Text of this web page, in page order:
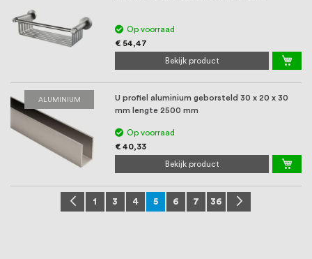
Op voorraad
€ 54,47
Bekijk product
ALUMINIUM
U profiel aluminium geborsteld 30 x 20 x 30
mm lengte 2500 mm
Op voorraad
€ 40,33
Bekijk product
Pagina Pagina
Vorige
Pagina
1 Pagina
3 Pagina
4 U lees momenteel pagina
5 Pagina
6 Pagina
7 Pagina
36 Pagina
Volgende